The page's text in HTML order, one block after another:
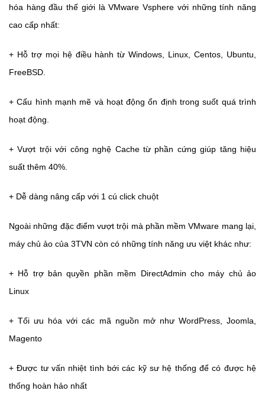
hóa hàng đầu thế giới là VMware Vsphere với những tính năng
cao cấp nhất:
+ Hỗ trợ mọi hệ điều hành từ Windows, Linux, Centos, Ubuntu,
FreeBSD.
+ Cấu hình mạnh mẽ và hoạt động ổn định trong suốt quá trình
hoạt động.
+ Vượt trội với công nghệ Cache từ phần cứng giúp tăng hiệu
suất thêm 40%.
+ Dễ dàng nâng cấp với 1 cú click chuột
Ngoài những đặc điểm vượt trội mà phần mềm VMware mang lại,
máy chủ ảo của 3TVN còn có những tính năng ưu việt khác như:
+ Hỗ trợ bản quyền phần mềm DirectAdmin cho máy chủ ảo
Linux
+ Tối ưu hóa với các mã nguồn mở như WordPress, Joomla,
Magento
+ Được tư vấn nhiệt tình bới các kỹ sư hệ thống để có được hệ
thống hoàn hảo nhất